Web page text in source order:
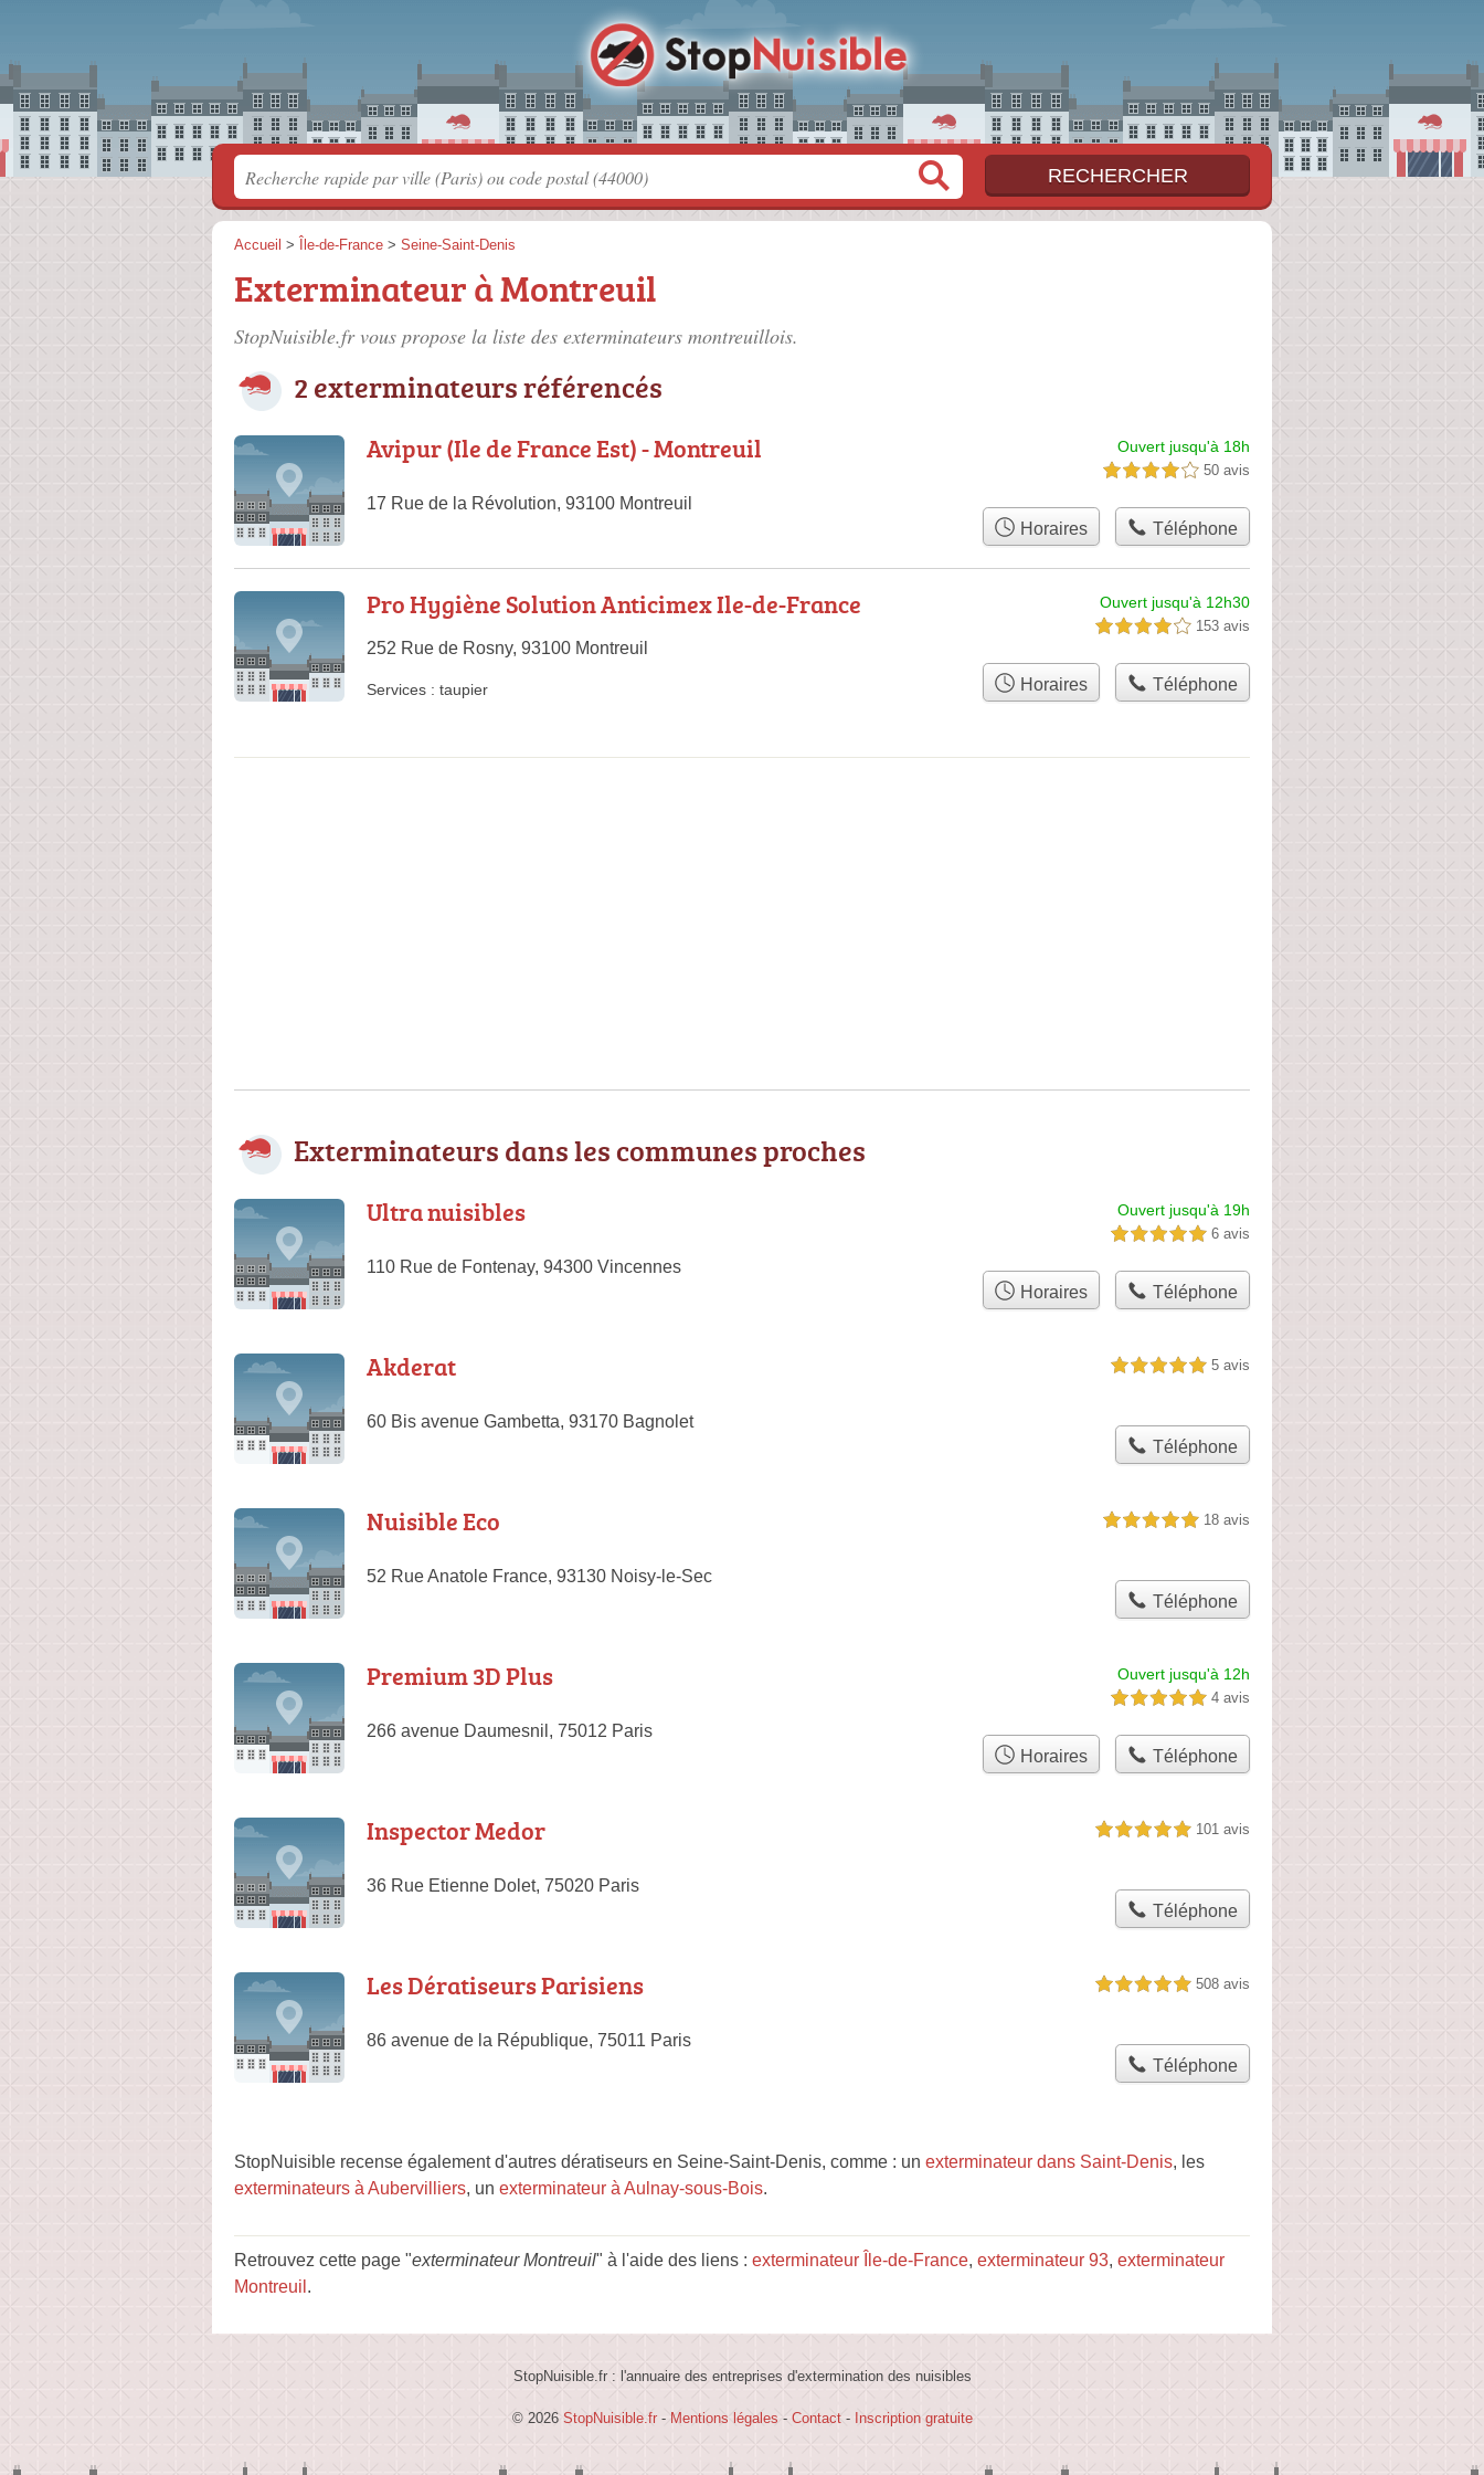
Accueil > Île-de-France > Seine-Saint-Denis
Exterminateur à Montreuil
StopNuisible.fr vous propose la liste des exterminateurs montreuillois.
2 exterminateurs référencés
Avipur (Ile de France Est) - Montreuil
17 Rue de la Révolution, 93100 Montreuil
Ouvert jusqu'à 18h
4,0 étoiles sur 5 50 avis
Horaires Téléphone
Pro Hygiène Solution Anticimex Ile-de-France
252 Rue de Rosny, 93100 Montreuil
Ouvert jusqu'à 12h30
4,0 étoiles sur 5 153 avis
Services : taupier Horaires Téléphone
Exterminateurs dans les communes proches
Ultra nuisibles
110 Rue de Fontenay, 94300 Vincennes
Ouvert jusqu'à 19h
5,0 étoiles sur 5 6 avis
Horaires Téléphone
Akderat
60 Bis avenue Gambetta, 93170 Bagnolet
5,0 étoiles sur 5 5 avis
Téléphone
Nuisible Eco
52 Rue Anatole France, 93130 Noisy-le-Sec
5,0 étoiles sur 5 18 avis
Téléphone
Premium 3D Plus
266 avenue Daumesnil, 75012 Paris
Ouvert jusqu'à 12h
5,0 étoiles sur 5 4 avis
Horaires Téléphone
Inspector Medor
36 Rue Etienne Dolet, 75020 Paris
5,0 étoiles sur 5 101 avis
Téléphone
Les Dératiseurs Parisiens
86 avenue de la République, 75011 Paris
5,0 étoiles sur 5 508 avis
Téléphone
StopNuisible recense également d'autres dératiseurs en Seine-Saint-Denis, comme : un exterminateur dans Saint-Denis, les
exterminateurs à Aubervilliers, un exterminateur à Aulnay-sous-Bois.
Retrouvez cette page "exterminateur Montreuil" à l'aide des liens : exterminateur Île-de-France, exterminateur 93, exterminateur
Montreuil .
StopNuisible.fr : l'annuaire des entreprises d'extermination des nuisibles
© 2026 StopNuisible.fr - Mentions légales - Contact- Inscription gratuite